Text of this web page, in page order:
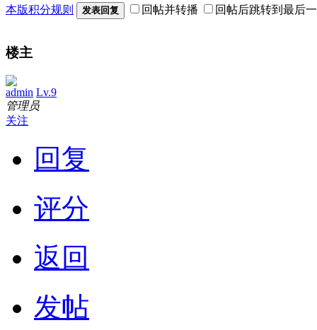
本版积分规则 发表回复 回帖并转播 回帖后跳转到最后
楼主
admin Lv.9
管理员
关注
回复
评分
返回
发帖